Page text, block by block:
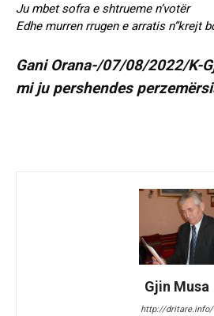
Ju mbet sofra e shtrueme n’votër
Edhe murren rrugen e arratis n”krejt
Gani Orana-/07/08/2022/K-
mi ju pershendes
Gjin Musa
http://dritare.info/